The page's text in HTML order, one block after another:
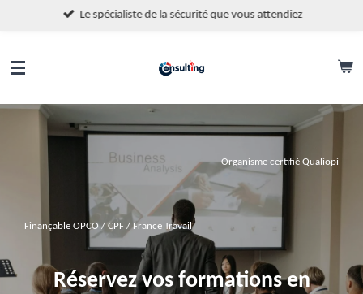
principal
Le spécialiste de la sécurité que vous attendiez
Organisme certifié Qualiopi
Finançable OPCO / CPF / France Travail
Réservez vos formations en